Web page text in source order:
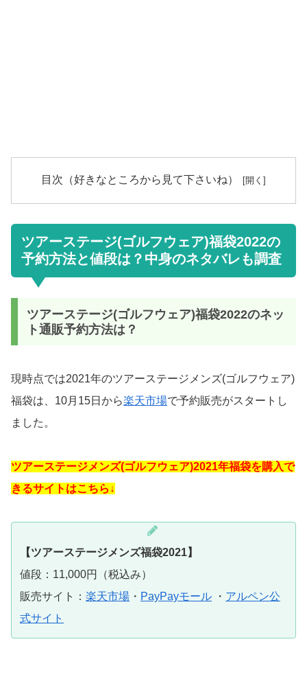
目次（好きなところから見て下さいね）
ツアーステージ(ゴルフウェア)福袋2022の
予約方法と値段は？中身のネタバレも調査
ツアーステージ(ゴルフウェア)福袋2022のネッ
ト通販予約方法は？
現時点では2021年のツアーステージメンズ(ゴルフウェア)
福袋は、10月15日から楽天市場で予約販売がスタートし
ました。
ツアーステージメンズ(ゴルフウェア)2021年福袋を購入で
きるサイトはこちら↓
【ツアーステージメンズ福袋2021】
値段：11,000円（税込み）
販売サイト： 楽天市場 ・ PayPayモール ・ アルペン公
式サイト